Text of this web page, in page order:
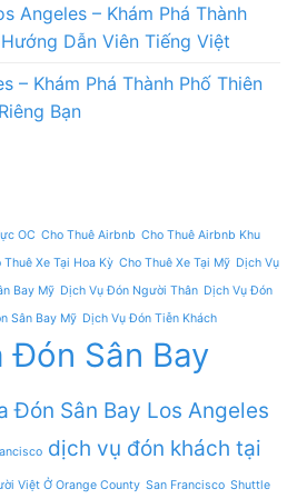
Angeles – Khám Phá Thành
Dẫn Viên Tiếng Việt
– Khám Phá Thành Phố Thiên
Bạn
OC Cho Thuê Airbnb Cho Thuê Airbnb Khu
Thuê Xe Tại Hoa Kỳ Cho Thuê Xe Tại Mỹ Dịch Vụ
Bay Mỹ Dịch Vụ Đón Người Thân Dịch Vụ Đón
Sân Bay Mỹ Dịch Vụ Đón Tiễn Khách
Đón Sân Bay
Đón Sân Bay Los Angeles
dịch vụ đón khách tại
Việt Ở Orange County San Francisco Shuttle